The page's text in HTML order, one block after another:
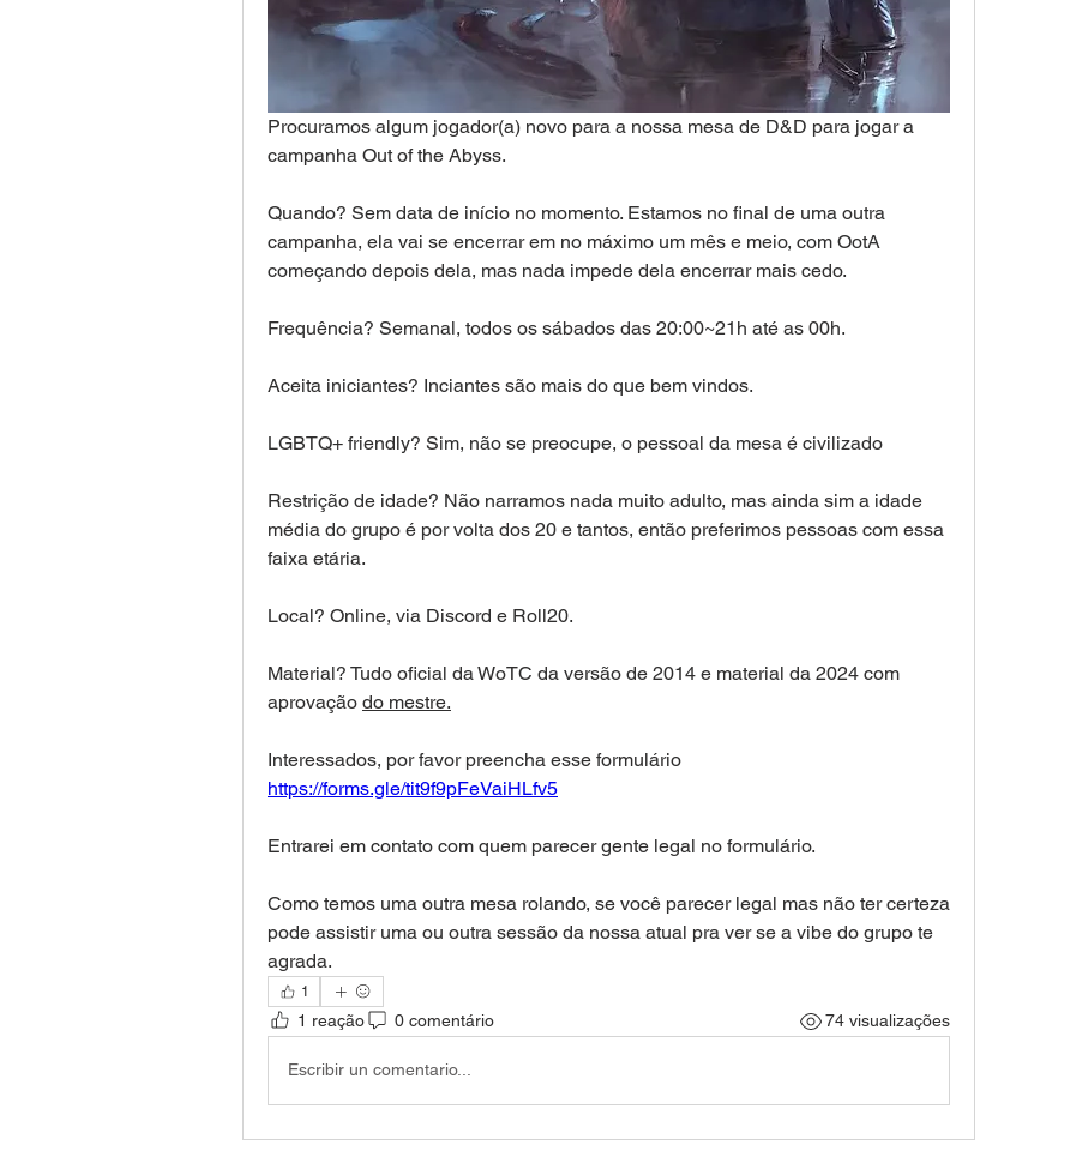
Procuramos algum jogador(a) novo para a nossa mesa de D&D para jogar a
campanha Out of the Abyss.
Quando? Sem data de início no momento. Estamos no final de uma outra
campanha, ela vai se encerrar em no máximo um mês e meio, com OotA
começando depois dela, mas nada impede dela encerrar mais cedo.
Frequência? Semanal, todos os sábados das 20:00~21h até as 00h.
Aceita iniciantes? Inciantes são mais do que bem vindos.
LGBTQ+ friendly? Sim, não se preocupe, o pessoal da mesa é civilizado
Restrição de idade? Não narramos nada muito adulto, mas ainda sim a idade
média do grupo é por volta dos 20 e tantos, então preferimos pessoas com essa
faixa etária.
Local? Online, via Discord e Roll20.
Material? Tudo oficial da WoTC da versão de 2014 e material da 2024 com
aprovação do mestre.
https://forms.gle/tit9f9pFeVaiHLfv5
Entrarei em contato com quem parecer gente legal no formulário.
Como temos uma outra mesa rolando, se você parecer legal mas não ter certeza
pode assistir uma ou outra sessão da nossa atual pra ver se a vibe do grupo te
agrada.
1
1 reação 0 comentário 74 visualizações
Escribir un comentario...